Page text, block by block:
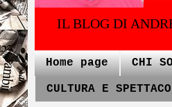
IL BLOG DI
Home page CHI
CULTURA E